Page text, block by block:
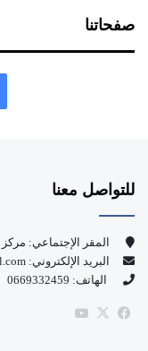
صفحاتنا
للتواصل معنا
المقر الإجتماعي:
البريد الإلكتروني: contact.aajil@gmail.com
الهاتف: 0669332459
فيسبوك
‫X